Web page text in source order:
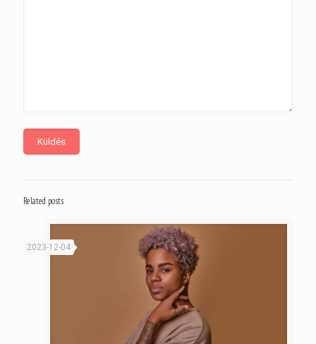
Related posts
2023-12-04